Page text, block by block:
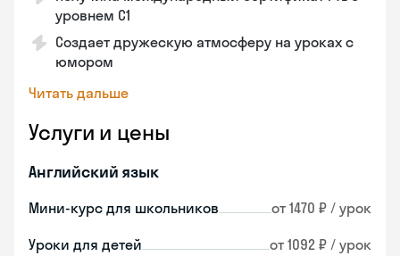
уровнем C1
Создает дружескую атмосферу на уроках с
юмором
Читать дальше
Услуги и цены
Английский язык
Мини-курс для школьников от 1470 ₽ / урок
Уроки для детей от 1092 ₽ / урок